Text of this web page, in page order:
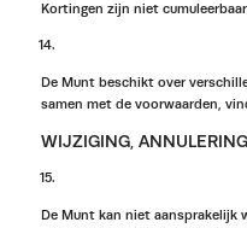
Kortingen zijn niet
De Munt beschikt over
samen met de voorwaarden,
WIJZIGING,
De Munt kan niet aansprakelijk